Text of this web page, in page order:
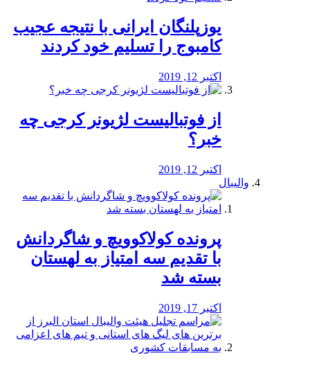
یوزپلنگان ایرانی با نتیجه عجیب
کامبوج را تسلیم خود کردند
اکتبر 12, 2019
از فوتبالیست لژیونر کرجی چه
خبر؟
اکتبر 12, 2019
والیبال
پرونده کولاکوویچ و شاگردانش
با تقدیم سه امتیاز به لهستان
بسته شد
اکتبر 17, 2019